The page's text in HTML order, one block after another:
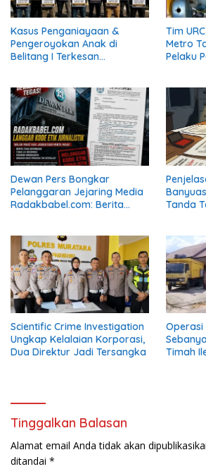
Kasus Penganiayaan &
Pengeroyokan Anak di
Belitang I Terkesan
Tetap Dijalankan!
Tim
Metro
Pelaku
Dewan Pers Bongkar
Pelanggaran Jejaring Media
Radakbabel.com: Berita
Berimbang
Tanda
Scientific Crime Investigation
Ungkap Kelalaian Korporasi,
Dua Direktur Jadi Tersangka
Operasi
Timah
Tinggalkan Balasan
Alamat email Anda tidak akan
ditandai *